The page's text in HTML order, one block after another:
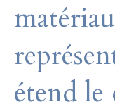
étend